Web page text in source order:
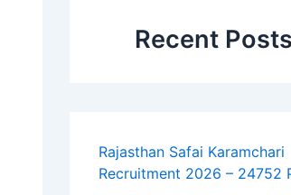
Recent Posts
Rajasthan Safai Karamchari
Recruitment 2026 – 24752